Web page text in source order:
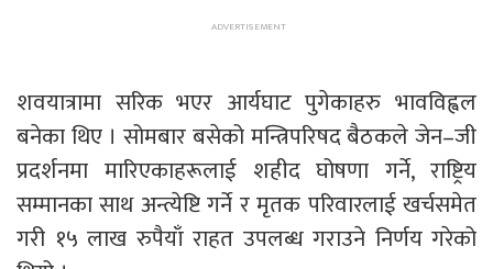
शवयात्रामा सरिक भएर आर्यघाट पुगेकाहरु भावविह्वल
बनेका थिए । सोमबार बसेको मन्त्रिपरिषद बैठकले जेन–जी
प्रदर्शनमा मारिएकाहरूलाई शहीद घोषणा गर्ने, राष्ट्रिय
सम्मानका साथ अन्त्येष्टि गर्ने र मृतक परिवारलाई खर्चसमेत
गरी १५ लाख रुपैयाँ राहत उपलब्ध गराउने निर्णय गरेको